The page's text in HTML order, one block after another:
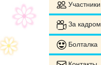
Участники
За кадром
Болталка